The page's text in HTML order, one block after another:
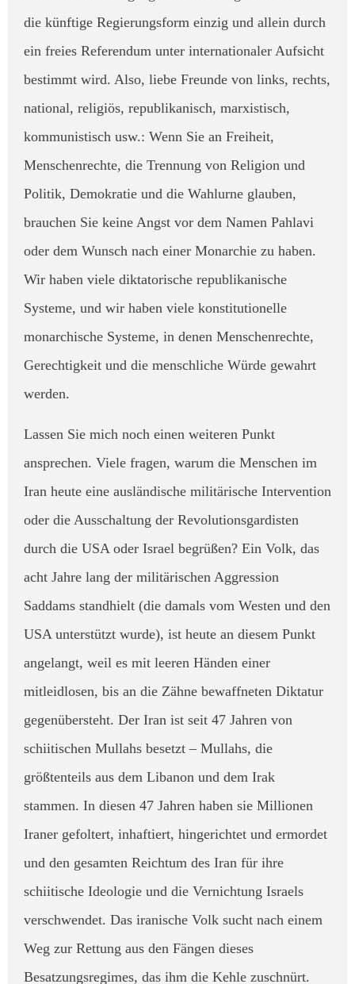
die künftige Regierungsform einzig und allein durch
ein freies Referendum unter internationaler Aufsicht
bestimmt wird. ​Also, liebe Freunde von links, rechts,
national, religiös, republikanisch, marxistisch,
kommunistisch usw.: Wenn Sie an Freiheit,
Menschenrechte, die Trennung von Religion und
Politik, Demokratie und die Wahlurne glauben,
brauchen Sie keine Angst vor dem Namen Pahlavi
oder dem Wunsch nach einer Monarchie zu haben.
Wir haben viele diktatorische republikanische
Systeme, und wir haben viele konstitutionelle
monarchische Systeme, in denen Menschenrechte,
Gerechtigkeit und die menschliche Würde gewahrt
werden. ​
Lassen Sie mich noch einen weiteren Punkt
ansprechen. Viele fragen, warum die Menschen im
Iran heute eine ausländische militärische Intervention
oder die Ausschaltung der Revolutionsgardisten
durch die USA oder Israel begrüßen? Ein Volk, das
acht Jahre lang der militärischen Aggression
Saddams standhielt (die damals vom Westen und den
USA unterstützt wurde), ist heute an diesem Punkt
angelangt, weil es mit leeren Händen einer
mitleidlosen, bis an die Zähne bewaffneten Diktatur
gegenübersteht. Der Iran ist seit 47 Jahren von
schiitischen Mullahs besetzt – Mullahs, die
größtenteils aus dem Libanon und dem Irak
stammen. In diesen 47 Jahren haben sie Millionen
Iraner gefoltert, inhaftiert, hingerichtet und ermordet
und den gesamten Reichtum des Iran für ihre
schiitische Ideologie und die Vernichtung Israels
verschwendet. ​Das iranische Volk sucht nach einem
Weg zur Rettung aus den Fängen dieses
Besatzungsregimes, das ihm die Kehle zuschnürt.